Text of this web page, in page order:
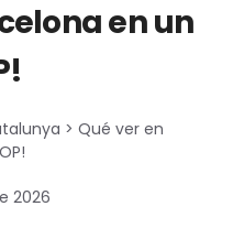
en un
> Qué ver en
2026